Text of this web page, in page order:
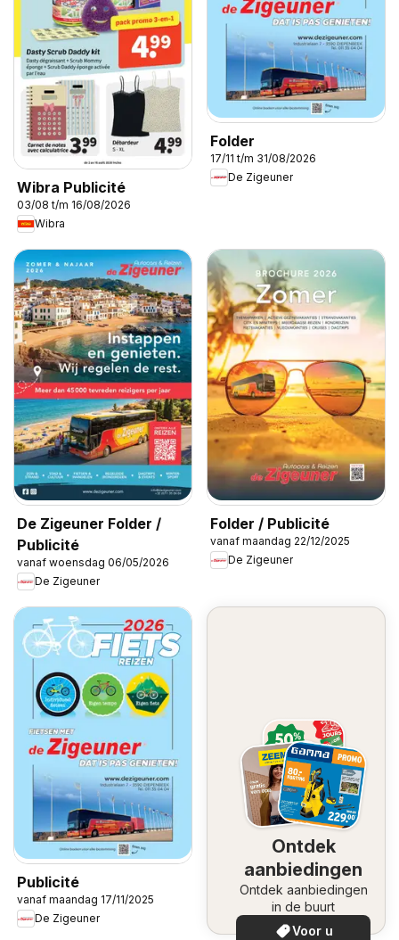
Wibra Publicité
03/08 t/m 16/08/2026
Wibra
Folder
17/11 t/m 31/08/2026
De Zigeuner
De Zigeuner Folder /
Publicité
vanaf woensdag 06/05/2026
De Zigeuner
Folder / Publicité
vanaf maandag 22/12/2025
De Zigeuner
Publicité
vanaf maandag 17/11/2025
De Zigeuner
Ontdek
aanbiedingen
Ontdek aanbiedingen
in de buurt
Voor u